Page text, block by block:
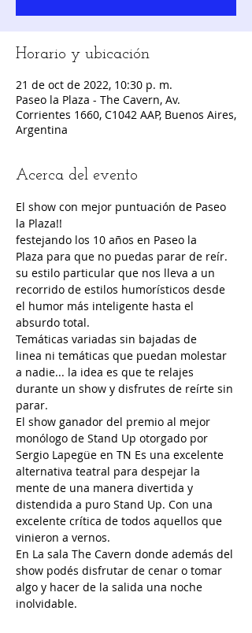
Horario y ubicación
21 de oct de 2022, 10:30 p. m.
Paseo la Plaza - The Cavern, Av.
Corrientes 1660, C1042 AAP, Buenos Aires,
Argentina
Acerca del evento
El show con mejor puntuación de Paseo
la Plaza!!
festejando los 10 años en Paseo la
Plaza para que no puedas parar de reír.
su estilo particular que nos lleva a un
recorrido de estilos humorísticos desde
el humor más inteligente hasta el
absurdo total.
Temáticas variadas sin bajadas de
linea ni temáticas que puedan molestar
a nadie... la idea es que te relajes
durante un show y disfrutes de reírte sin
parar.
El show ganador del premio al mejor
monólogo de Stand Up otorgado por
Sergio Lapegüe en TN Es una excelente
alternativa teatral para despejar la
mente de una manera divertida y
distendida a puro Stand Up. Con una
excelente crítica de todos aquellos que
vinieron a vernos.
En La sala The Cavern donde además del
show podés disfrutar de cenar o tomar
algo y hacer de la salida una noche
inolvidable.